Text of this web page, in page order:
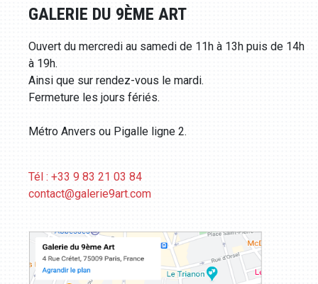
GALERIE DU 9ÈME ART
Ouvert du mercredi au samedi de 11h à 13h puis de 14h
à 19h.
Ainsi que sur rendez-vous le mardi.
Fermeture les jours fériés.
Métro Anvers ou Pigalle ligne 2.
Tél : +33 9 83 21 03 84
contact@galerie9art.com